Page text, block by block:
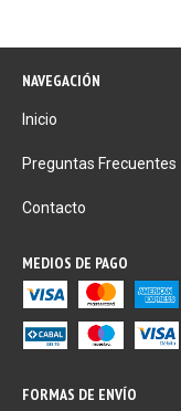
NAVEGACIÓN
Inicio
Preguntas Frecuentes
Contacto
MEDIOS DE PAGO
FORMAS DE ENVÍO